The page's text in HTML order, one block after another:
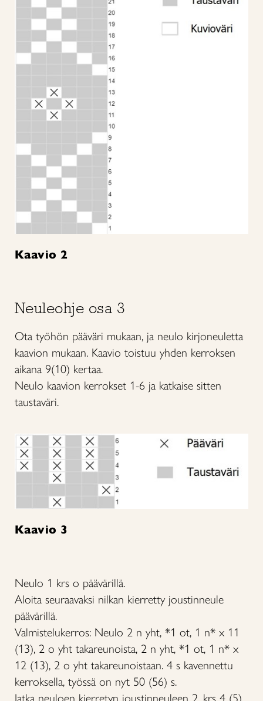
Kaavio 2
Neuleohje osa 3
Ota työhön pääväri mukaan, ja neulo kirjoneuletta
kaavion mukaan. Kaavio toistuu yhden kerroksen
aikana 9(10) kertaa.
Neulo kaavion kerrokset 1-6 ja katkaise sitten
taustaväri.
Kaavio 3
Neulo 1 krs o päävärillä.
Aloita seuraavaksi nilkan kierretty joustinneule
päävärillä.
Valmistelukerros: Neulo 2 n yht, *1 ot, 1 n* x 11
(13), 2 o yht takareunoista, 2 n yht, *1 ot, 1 n* x
12 (13), 2 o yht takareunoistaan. 4 s kavennettu
kerroksella, työssä on nyt 50 (56) s.
Jatka neuloen kierretyn joustinneuleen 2. krs 4 (5)